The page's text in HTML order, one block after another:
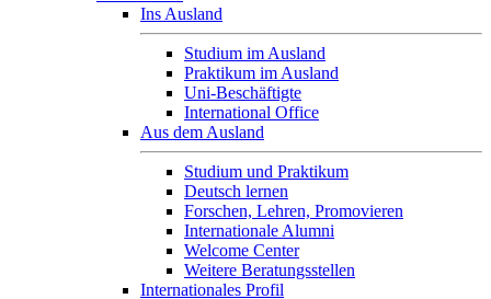
Ins Ausland
Studium im Ausland
Praktikum im Ausland
Uni-Beschäftigte
International Office
Aus dem Ausland
Studium und Praktikum
Deutsch lernen
Forschen, Lehren, Promovieren
Internationale Alumni
Welcome Center
Weitere Beratungsstellen
Internationales Profil